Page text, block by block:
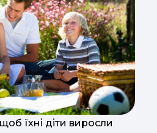
їхні діти виросли